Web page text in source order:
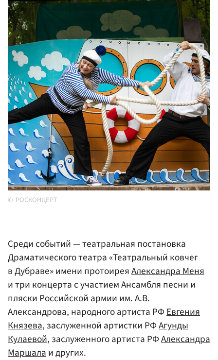
РОСКОНЦЕРТ
Среди событий — театральная постановка
Драматического театра «Театральный ковчег
в Дубраве» имени протоиреяАлександра Меня
и три концерта с участием Ансамбля песни и
пляски Российской армии им. А.В.
Александрова, народного артиста РФЕвгения
Князева, заслуженной артистки РФАгунды
Кулаевой, заслуженного артиста РФАлександра
Маршалаи других.